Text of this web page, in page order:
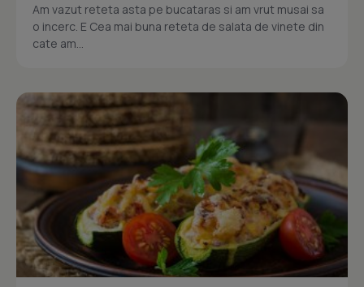
Am vazut reteta asta pe bucataras si am vrut musai sa
o incerc. E Cea mai buna reteta de salata de vinete din
cate am...